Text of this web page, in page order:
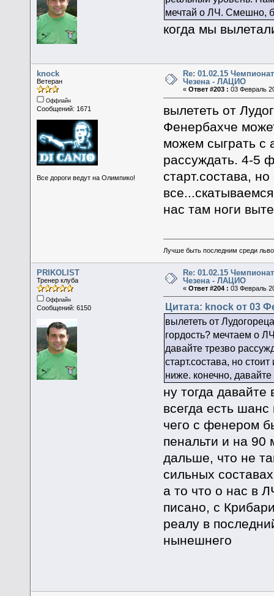
мечтай о ЛЧ. Смешно,
когда мы
knock
Ветеран
Оффлайн
Сообщений: 1671
Все дороги ведут на Олимпико!
Re: 01.02.15
Чезена - ЛАЦИО
«Ответ #203 : 03 Февраль
вылететь от
Фенербахче
можем сыграть с
рассуждать. 4-5
старт.состава,
нас там ноги
Лучше быть последним среди
PRIKOLIST
Тренер клуба
Оффлайн
Сообщений: 6150
Re: 01.02.15
Чезена - ЛАЦИО
«Ответ #204 : 03 Февраль
Цитата: knock от 03
вылететь от
гордость? мечтаем о
давайте трезво
старт.состава, но
ниже. конечно,
ну тогда
всегда есть шанс
чего с фенером
пенальти и на
дальше, что не
сильных
а то что о нас в
писано, с
реалу в
нынешнего